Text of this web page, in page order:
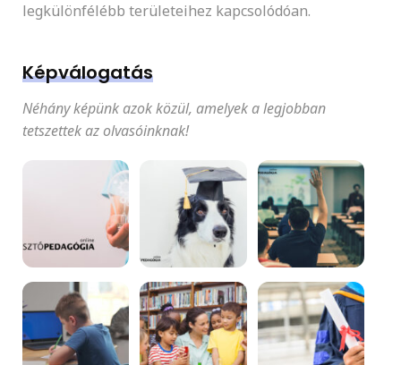
legkülönfélébb területeihez kapcsolódóan.
Képválogatás
Néhány képünk azok közül, amelyek a legjobban
tetszettek az olvasóinknak!